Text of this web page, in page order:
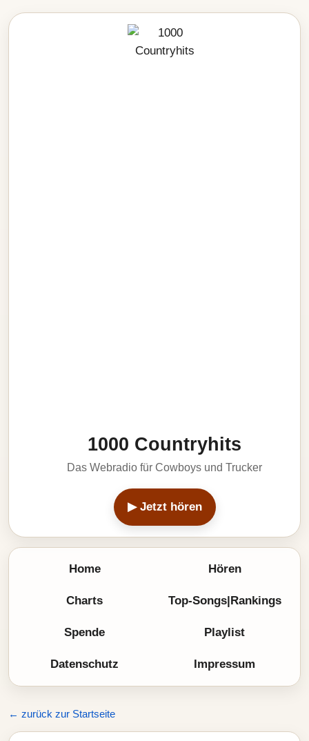
1000 Countryhits
Das Webradio für Cowboys und Trucker
▶ Jetzt hören
Home Hören
Charts Top-Songs|Rankings
Spende Playlist
Datenschutz Impressum
← zurück zur Startseite